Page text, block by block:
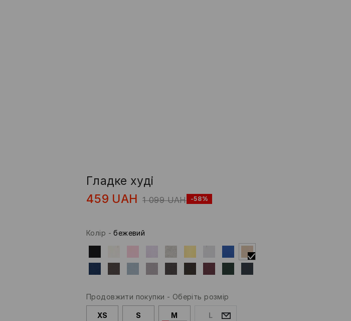
Гладке худі
459 UAH 1 099 UAH -58%
Колір -бежевий
Продовжити покупки - Оберіть розмір
XS S M L